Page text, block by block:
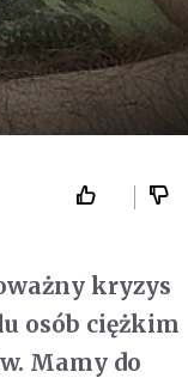
kryzys
osób ciężkim
Mamy do